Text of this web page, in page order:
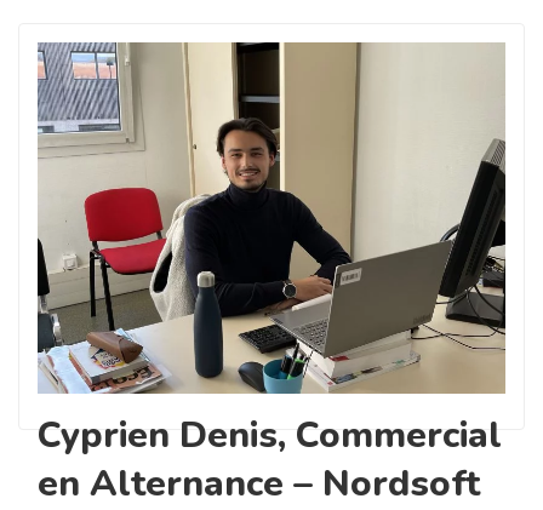
Cyprien Denis, Commercial
en Alternance – Nordsoft